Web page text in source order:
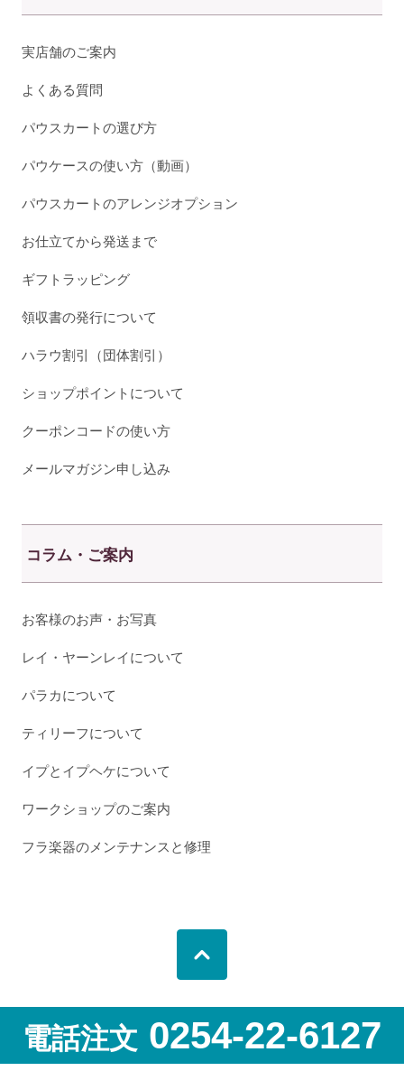
実店舗のご案内
よくある質問
パウスカートの選び方
パウケースの使い方（動画）
パウスカートのアレンジオプション
お仕立てから発送まで
ギフトラッピング
領収書の発行について
ハラウ割引（団体割引）
ショップポイントについて
クーポンコードの使い方
メールマガジン申し込み
コラム・ご案内
お客様のお声・お写真
レイ・ヤーンレイについて
パラカについて
ティリーフについて
イプとイプヘケについて
ワークショップのご案内
フラ楽器のメンテナンスと修理
電話注文 0254-22-6127